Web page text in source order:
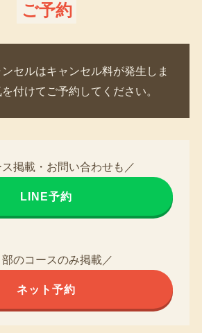
ご予約
セルはキャンセル料が発生しま
付けてご予約してください。
掲載・お問い合わせも／
LINE予約
部のコースのみ掲載／
ネット予約